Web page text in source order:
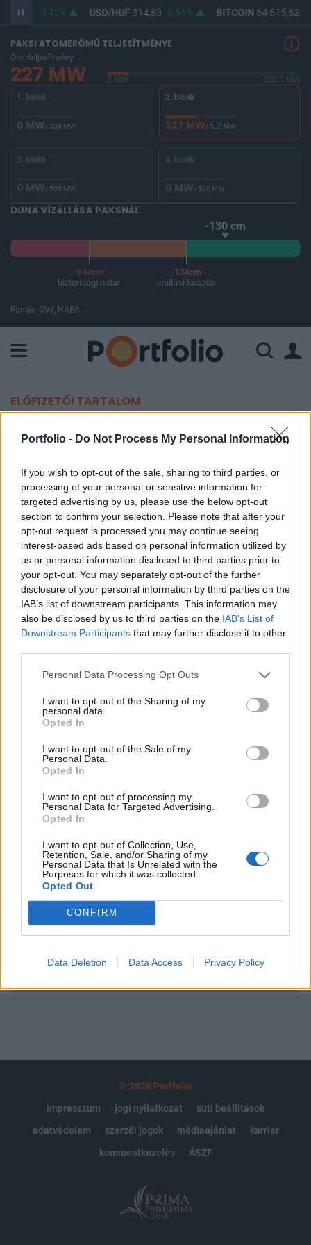
Portfolio - Do Not Process My Personal Information
If you wish to opt-out of the sale, sharing to third parties, or
processing of your personal or sensitive information for
targeted advertising by us, please use the below opt-out
section to confirm your selection. Please note that after your
opt-out request is processed you may continue seeing
interest-based ads based on personal information utilized by
us or personal information disclosed to third parties prior to
your opt-out. You may separately opt-out of the further
disclosure of your personal information by third parties on the
IAB’s list of downstream participants. This information may
also be disclosed by us to third parties on the IAB’s List of
Downstream Participants that may further disclose it to other
Personal Data Processing Opt Outs
I want to opt-out of the Sharing of my
personal data.
Opted In
I want to opt-out of the Sale of my
Personal Data.
Opted In
I want to opt-out of processing my
Personal Data for Targeted Advertising.
Opted In
I want to opt-out of Collection, Use,
Retention, Sale, and/or Sharing of my
Personal Data that Is Unrelated with the
Purposes for which it was collected.
Opted Out
CONFIRM
Data Deletion Data Access Privacy Policy
363,25 0,42% USD/HUF314,83 0,56% BITCOIN64 615,62
PAKSI ATOMERŐMŰ TELJESÍTMÉNYE
Összteljesítmény
227 MW 0 MW
2000 MW
1. blokk
0 MW/ 500 MW
2. blokk
227 MW/ 500 MW
3. blokk
0 MW/ 500 MW
4. blokk
0 MW/ 500 MW
DUNA VÍZÁLLÁSA PAKSNÁL
-130 cm
-144cm
biztonsági határ
-134cm
leállási küszöb
Forrás: OVF, HAEA
ELŐFIZETŐI TARTALOM
Putyin nyitott lenne a konfliktus
Portfolio
2023. június 16. 10:45
A Kreml pénteken közölte, hogy Vlagyimir Putyin
orosz elnök továbbra is nyitott minden
kapcsolatfelvételre - írja a Reuters.
Putyin megjegyzése az afrikai országok vezetőinek a
látogatásának előestéjén hangzott el. Putyin elnök nyitott
volt és nyitott minden kapcsolatfelvételre, és az ukrán
megvitatására - mondta Kreml szóvivője. Oroszország
Ukrajnának el kell ismernie az "új realitásokat"...
KEDVES OLVASÓNK!
A keresett cikk a portfolio.hu hírarchívumához
tartozik, melynek olvasása előfizetéses
regisztrációhoz kötött.
Az előfizetés a következőket tartalmazza:
Portfolio.hu teljes cikkarchívum
Kötéslisták: BÉT elmúlt 2 év napon belüli
kötéslistái
Előfizetés
© 2026 Portfolio
impresszum
jogi nyilatkozat
süti beállítások
adatvédelem
szerzői jogok médiaajánlat
karrier
kommentkezelés
ÁSZF